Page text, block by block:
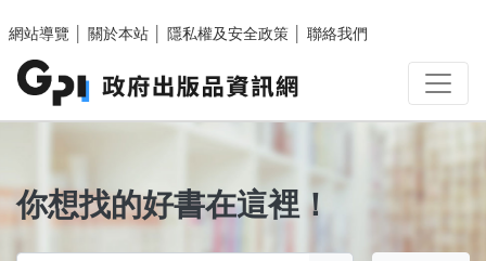
網站導覽
關於本站 隱私權及安全政策 聯絡我們
你想找的好書在這裡！